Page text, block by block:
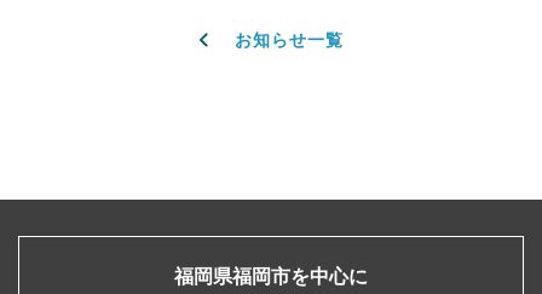
お知らせ一覧
福岡県福岡市を中心に